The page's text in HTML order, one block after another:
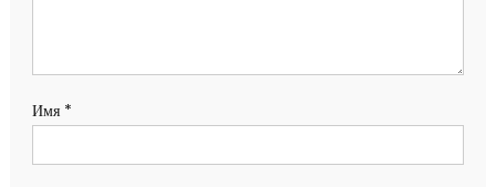
Имя *